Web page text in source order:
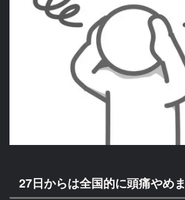
27日からは全国的に頭痛やめ